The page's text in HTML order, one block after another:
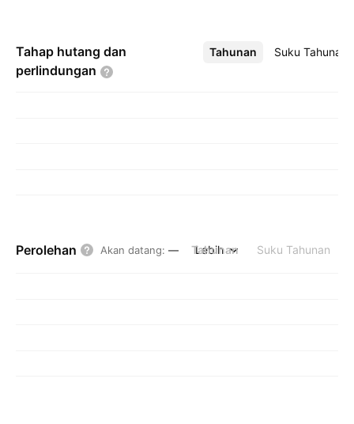
Tahap hutang dan
perlindungan
Tahunan Suku Tahunan
Lebih
Perolehan Akan datang: — Tahunan Suku Tahunan
Lebih